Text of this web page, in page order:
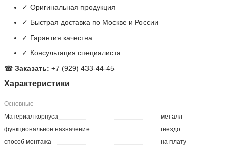
✓ Оригинальная продукция
✓ Быстрая доставка по Москве и России
✓ Гарантия качества
✓ Консультация специалиста
☎Заказать: +7 (929) 433-44-45
Характеристики
Основные
Материал корпуса
металл
функциональное назначение
гнездо
способ монтажа
на плату